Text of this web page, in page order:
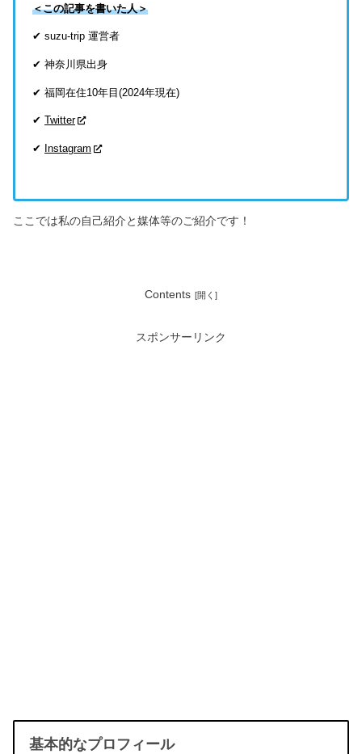
＜この記事を書いた人＞
✔ suzu-trip 運営者
✔ 神奈川県出身
✔ 福岡在住10年目(2024年現在)
✔ Twitter
✔ Instagram
ここでは私の自己紹介と媒体等のご紹介です！
Contents
スポンサーリンク
基本的なプロフィール